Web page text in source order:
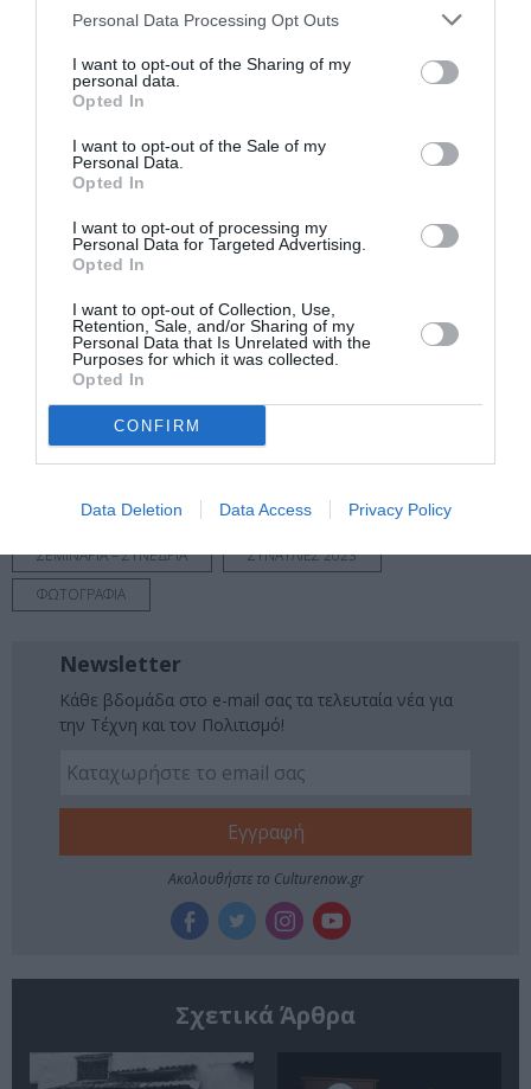
Personal Data Processing Opt Outs
I want to opt-out of the Sharing of my
personal data.
Opted In
I want to opt-out of the Sale of my
Personal Data.
Opted In
I want to opt-out of processing my
Personal Data for Targeted Advertising.
Opted In
I want to opt-out of Collection, Use,
Retention, Sale, and/or Sharing of my
Personal Data that Is Unrelated with the
Purposes for which it was collected.
Opted In
CONFIRM
Data Deletion Data Access Privacy Policy
Περισσότερες πληροφορίες: Port Festival
Ακολουθήστε το Culturenow.gr στο Google News
μάθετε πρώτοι όλες τις ειδήσεις
Δείτε όλα τατελευταία νέα
για την Τέχνη και τον
Πολιτισμό στο
Νέοι Διαγωνισμοί❯
Tags
ΓΙΑΝΝΗΣ ΔΙΟΝΥΣΙΟΥ
ΔΡΑΣΤΗΡΙΟΤΗΤΕΣ ΓΙΑ ΠΑΙΔΙΑ
ΕΚΘΕΣΗ ΒΙΒΛΙΟΥ
ΜΟΥΣΙΚΑ ΦΕΣΤΙΒΑΛ
ΠΑΡΟΥΣΙΑΣΕΙΣ ΒΙΒΛΙΩΝ
ΣΕΜΙΝΑΡΙΑ – ΣΥΝΕΔΡΙΑ
ΣΥΝΑΥΛΙΕΣ 2023
ΦΩΤΟΓΡΑΦΙΑ
Newsletter
Κάθε βδομάδα στο e-mail σας τα τελευταία νέα για
την Τέχνη και τον Πολιτισμό!
Ακολουθήστε το Culturenow.gr
Σχετικά Άρθρα